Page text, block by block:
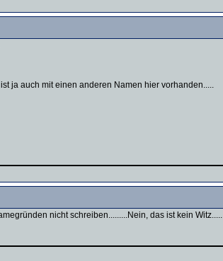
ja auch mit einen anderen Namen hier vorhanden.....
nicht schreiben.........Nein, das ist kein Witz.....